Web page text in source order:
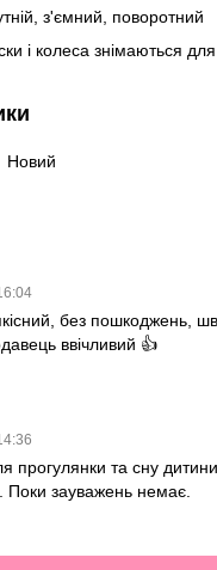
з'ємний, поворотний
і колеса знімаються
Новий
без пошкоджень,
ввічливий 👍
прогулянки та сну дитини
Поки зауважень немає.